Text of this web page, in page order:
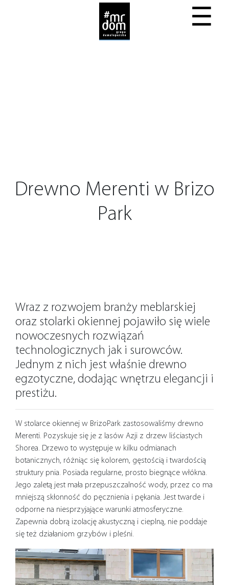
☰
Drewno Merenti w Brizo
Park
Wraz z rozwojem branży meblarskiej
oraz stolarki okiennej pojawiło się wiele
nowoczesnych rozwiązań
technologicznych jak i surowców.
Jednym z nich jest właśnie drewno
egzotyczne, dodając wnętrzu elegancji i
prestiżu.
W stolarce okiennej w BrizoPark zastosowaliśmy drewno
Merenti. Pozyskuje się je z lasów Azji z drzew liściastych
Shorea. Drzewo to występuje w kilku odmianach
botanicznych, różniąc się kolorem, gęstością i twardością
struktury pnia. Posiada regularne, prosto biegnące włókna.
Jego zaletą jest mała przepuszczalność wody, przez co ma
mniejszą skłonność do pęcznienia i pękania. Jest twarde i
odporne na niesprzyjające warunki atmosferyczne.
Zapewnia dobrą izolację akustyczną i cieplną, nie poddaje
się też działaniom grzybów i pleśni.